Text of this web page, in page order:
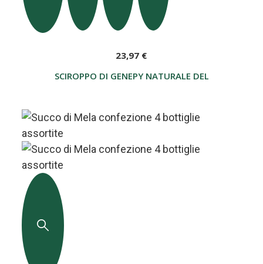
SCIROPPO DI GENEPY NATURALE DELLA VALLE
23,97 €